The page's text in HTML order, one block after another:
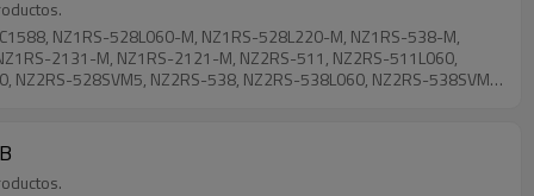
NZ1RS-528L060-M, NZ1RS-528L220-M, NZ1RS-538-M,
2131-M, NZ1RS-2121-M, NZ2RS-511, NZ2RS-511L060,
NZ2RS-528SVM5, NZ2RS-538, NZ2RS-538L060, NZ2RS-538SVM5,
NZ1WO-528-M, NZ1WO-528L060-M, NZ1WO-538-M, NZ1WO-
NZ2WO-511SVM5L060GEC2273, NZ2WO-